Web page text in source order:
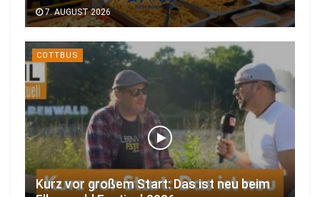
7. AUGUST 2026
COTTBUS
Kurz vor großem Start: Das ist neu beim